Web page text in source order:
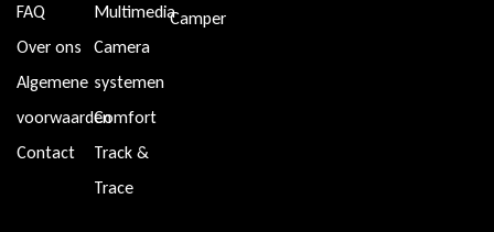
FAQ
Over ons
Algemene
voorwaarden
Contact
Multimedia
Camera
systemen
Comfort
Track &
Trace
Camper